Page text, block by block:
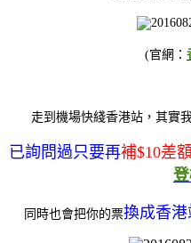
(官網：
走到機場快綫香港站，其實
已詢問過只要再補$10差額
同時也會把你的票換成香